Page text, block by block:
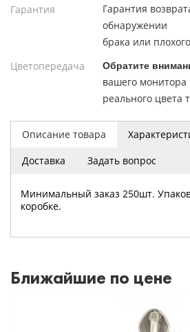
Описание товара
Доставка
Задать вопрос
Минимальный заказ 250шт.
коробке.
Гарантия
Гарантия
обнаружении
брака или
Цветопередача
Обратите
вашего монитора
реального цвета
Ближайшие по цене